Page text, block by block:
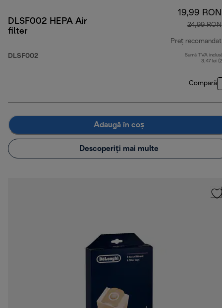
DLSF002 HEPA Air
filter
DLSF002
19,99 RON
24,99 RON
Preț recomandat
Sumă TVA
3,47 lei
Compară
Adaugă în coș
Descoperiți mai multe